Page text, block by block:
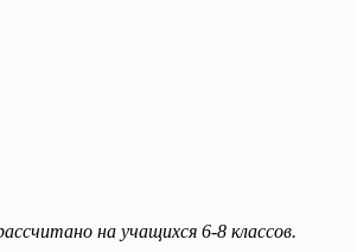
на учащихся 6-8 классов.